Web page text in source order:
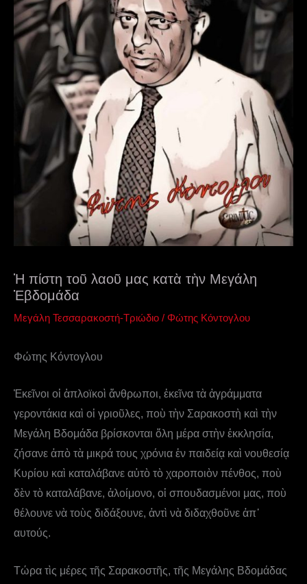
Ἡ πίστη τοῦ λαοῦ μας κατὰ τὴν Μεγάλη
Ἑβδομάδα
Μεγάλη Τεσσαρακοστή-Τριώδιο / Φώτης Κόντογλου
Φώτης Κόντογλου
Ἐκεῖνοι οἱ ἁπλοϊκοὶ ἄνθρωποι, ἐκεῖνα τὰ ἀγράμματα
γεροντάκια καὶ οἱ γριοῦλες, ποὺ τὴν Σαρακοστὴ καὶ τὴν
Μεγάλη Βδομάδα βρίσκονται ὅλη μέρα στὴν ἐκκλησία,
ζήσανε ἀπὸ τὰ μικρά τους χρόνια ἐν παιδείᾳ καὶ νουθεσίᾳ
Κυρίου καὶ καταλάβανε αὐτὸ τὸ χαροποιὸν πένθος, ποὺ
δὲν τὸ καταλάβανε, ἀλοίμονο, οἱ σπουδασμένοι μας, ποὺ
θέλουνε νὰ τοὺς διδάξουνε, ἀντὶ νὰ διδαχθοῦνε ἀπ᾿
αυτούς.
Τώρα τὶς μέρες τῆς Σαρακοστῆς, τῆς Μεγάλης Βδομάδας